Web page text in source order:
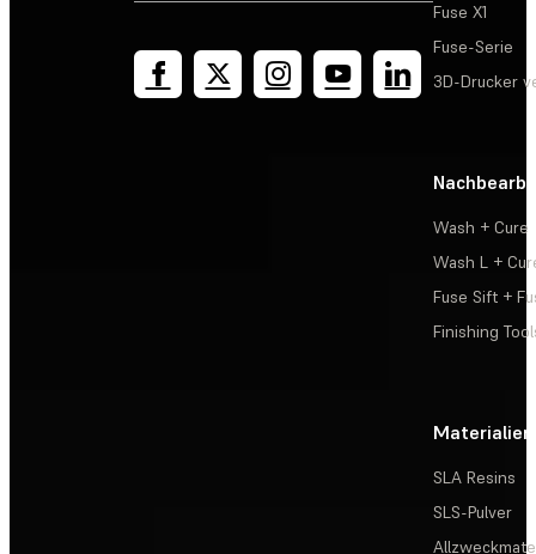
Fuse X1
Fuse-Serie
3D-Drucker
Wash + Cure
Wash L +
Fuse Sift +
Finishing
Materialien
SLA Resins
SLS-Pulver